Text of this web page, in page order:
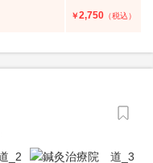
￥2,750 （税込）